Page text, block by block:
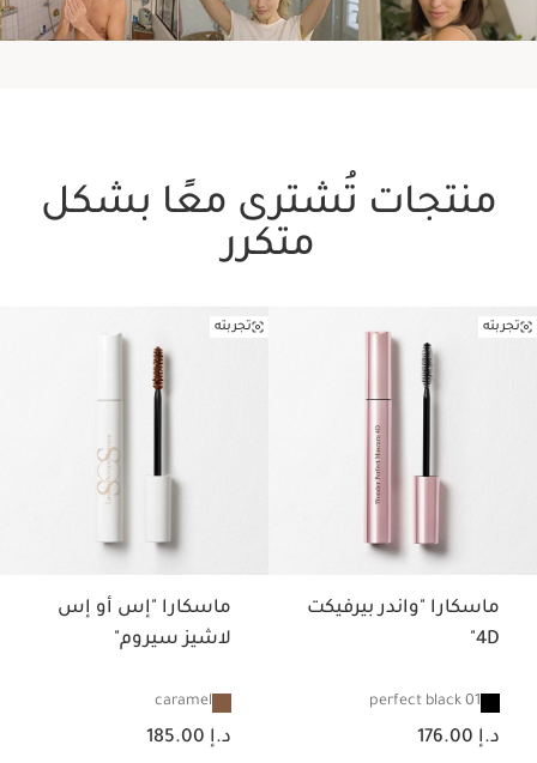
منتجات تُشترى معًا بشكل
متكرر
تخط إلى المحتوى
تجربته
ماسكارا "واندر بيرفيكت
4D"
01 perfect black
السعر الحالي هو د.إ 176.00
د.إ 176.00
تجربته
ماسكارا "إس أو إس
لاشيز سيروم"
caramel
السعر الحالي هو د.إ 185.00
د.إ 185.00